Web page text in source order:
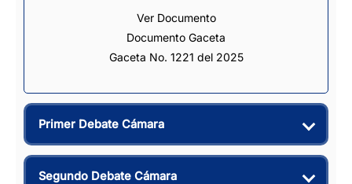
Ver Documento
Documento Gaceta
Gaceta No. 1221 del 2025
Primer Debate Cámara
Segundo Debate Cámara